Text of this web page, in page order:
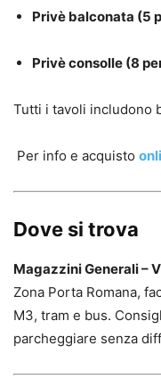
Privè balconata (5
Privè consolle (8
Tutti i tavoli includono
Per info e acquisto
Dove si trova
Magazzini Generali –
Zona Porta Romana,
M3, tram e bus.
parcheggiare senza